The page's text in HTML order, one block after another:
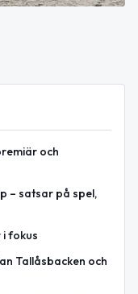
och
– satsar på spel,
fokus
Tallåsbacken och